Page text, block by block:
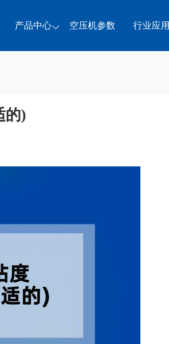
产品中心 空压机参数 行业应用
的)